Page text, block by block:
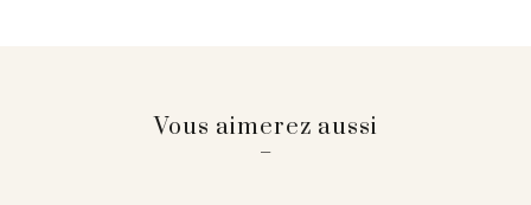
Vous aimerez aussi